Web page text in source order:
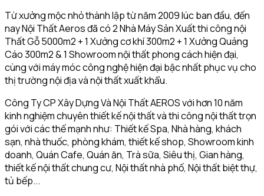
Từ xưởng mộc nhỏ thành lập từ năm 2009 lúc ban đầu, đến
nay Nội Thất Aeros đã có 2 Nhà Máy Sản Xuất thi công nội
Thất Gỗ 5000m2 + 1 Xưởng cơ khí 300m2 + 1 Xưởng Quảng
Cáo 300m2 & 1 Showroom nội thất phong cách hiện đại,
cùng với máy móc công nghệ hiện đại bậc nhất phục vụ cho
thị trường nội địa và nội thất xuất khẩu.
Công Ty CP Xây Dựng Và Nội Thất AEROS với hơn 10 năm
kinh nghiệm chuyên thiết kế nội thất và thi công nội thất trọn
gói với các thế mạnh như: Thiết kế Spa, Nhà hàng, khách
sạn, nhà thuốc, phòng khám, thiết kế shop, Showroom kinh
doanh, Quán Cafe, Quán ăn, Trà sữa, Siêu thị, Gian hàng,
thiết kế nội thất chung cư, Nội thất nhà phố, Nội thất biệt thự,
tủ bếp...